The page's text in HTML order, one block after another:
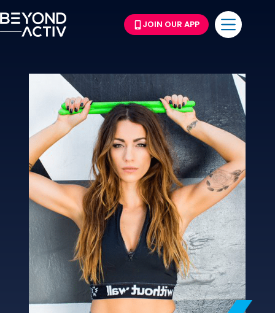
JOIN OUR APP